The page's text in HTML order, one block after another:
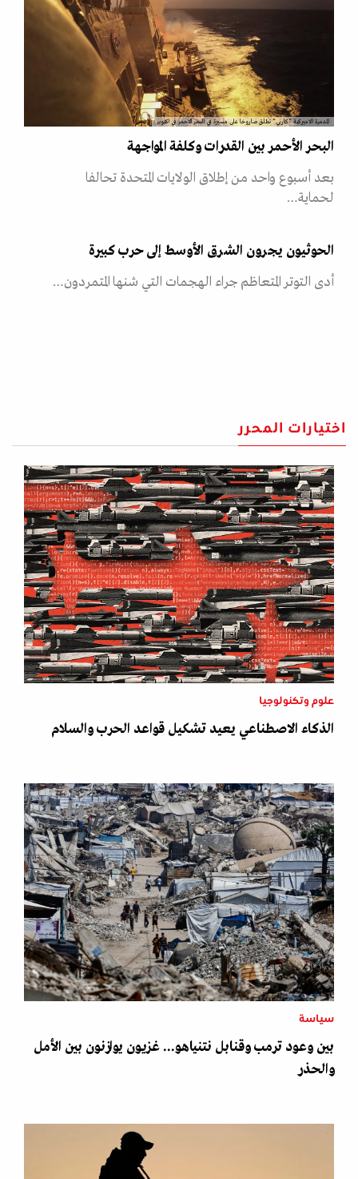
المدمرة الاميركية "كارني" تطلق صاروخا على مسيرة في البحر الاحمر في اكتوبر
البحر الأحمر بين القدرات وكلفة المواجهة
بعد أسبوع واحد من إطلاق الولايات المتحدة تحالفا
لحماية…
الحوثيون يجرون الشرق الأوسط إلى حرب كبيرة
أدى التوتر المتعاظم جراء الهجمات التي شنها المتمردون…
اختيارات المحرر
علوم وتكنولوجيا
الذكاء الاصطناعي يعيد تشكيل قواعد الحرب والسلام
سياسة
بين وعود ترمب وقنابل نتنياهو... غزيون يوازنون بين الأمل
والحذر